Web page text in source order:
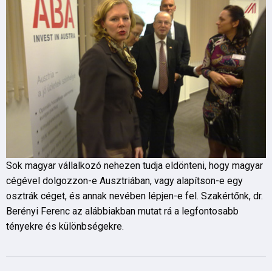
Sok magyar vállalkozó nehezen tudja eldönteni, hogy magyar
cégével dolgozzon-e Ausztriában, vagy alapítson-e egy
osztrák céget, és annak nevében lépjen-e fel. Szakértőnk, dr.
Berényi Ferenc az alábbiakban mutat rá a legfontosabb
tényekre és különbségekre.